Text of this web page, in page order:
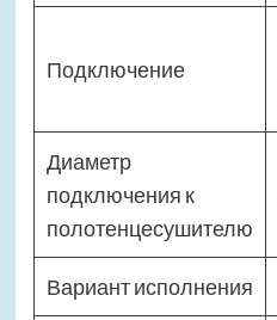
Подключение
Диаметр
подключения к
полотенцесушителю
Вариант исполнения